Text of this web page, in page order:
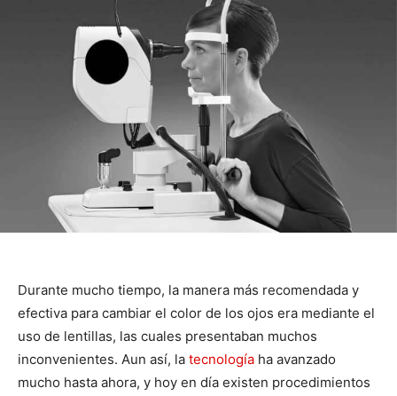
Durante mucho tiempo, la manera más recomendada y
efectiva para cambiar el color de los ojos era mediante el
uso de lentillas, las cuales presentaban muchos
inconvenientes. Aun así, la tecnología ha avanzado
mucho hasta ahora, y hoy en día existen procedimientos